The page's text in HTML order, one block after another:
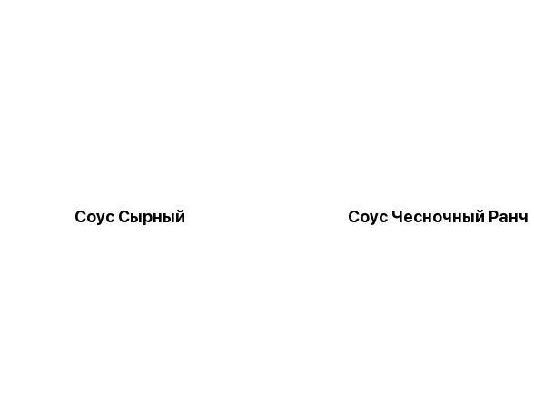
Соус Сырный Соус Чесночный Ранч